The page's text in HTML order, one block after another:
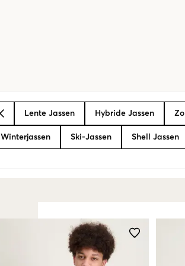
BACK Lente Jassen Hybride Jassen
Winterjassen Ski-Jassen Shell Jassen